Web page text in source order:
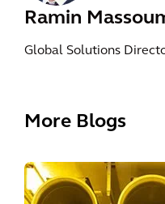
Ramin
Global Solutions
More Blogs